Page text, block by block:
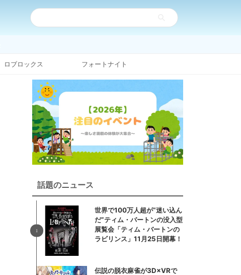
ロブロックス フォートナイト
話題のニュース
世界で100万人超が“迷い込ん
だ”ティム・バートンの没入型
展覧会「ティム・バートンの
ラビリンス」11月25日開幕！
伝説の脱衣麻雀が3D×VRで